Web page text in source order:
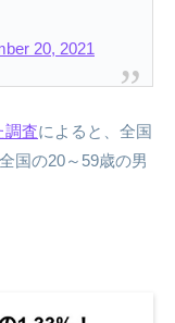
20, 2021
調査によると、全国
国の20～59歳の男